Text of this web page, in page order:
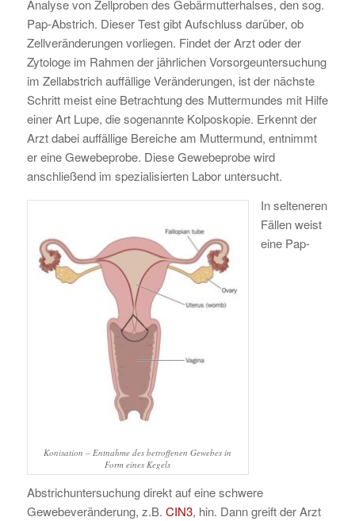
Analyse von Zellproben des Gebärmutterhalses, den sog.
Pap-Abstrich. Dieser Test gibt Aufschluss darüber, ob
Zellveränderungen vorliegen. Findet der Arzt oder der
Zytologe im Rahmen der jährlichen Vorsorgeuntersuchung
im Zellabstrich auffällige Veränderungen, ist der nächste
Schritt meist eine Betrachtung des Muttermundes mit Hilfe
einer Art Lupe, die sogenannte Kolposkopie. Erkennt der
Arzt dabei auffällige Bereiche am Muttermund, entnimmt
er eine Gewebeprobe. Diese Gewebeprobe wird
anschließend im spezialisierten Labor untersucht.
Konisation – Entnahme des betroffenen Gewebes in
Form eines Kegels
In selteneren
Fällen weist
eine Pap-
Abstrichuntersuchung direkt auf eine schwere
Gewebeveränderung, z.B. CIN3, hin. Dann greift der Arzt